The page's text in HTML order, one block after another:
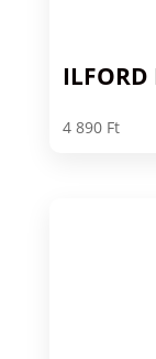
ILFORD
4 890 Ft